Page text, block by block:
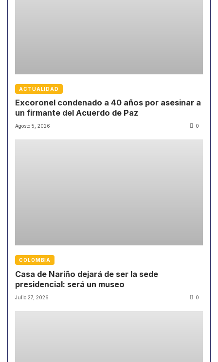
ACTUALIDAD
Excoronel condenado a 40 años por asesinar a
un firmante del Acuerdo de Paz
Agosto 5, 2026 0
COLOMBIA
Casa de Nariño dejará de ser la sede
presidencial: será un museo
Julio 27, 2026 0